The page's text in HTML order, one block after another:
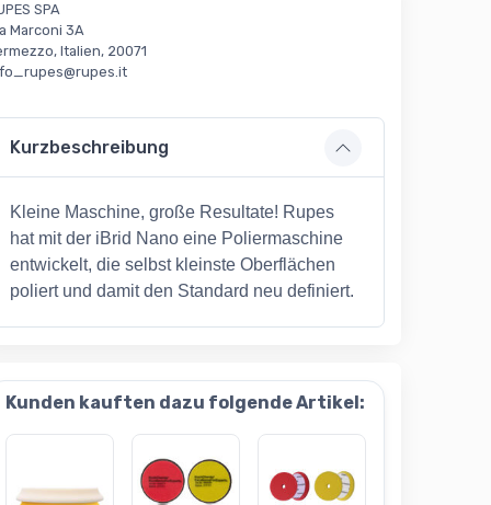
SPA
Marconi 3A
Italien, 20071
Kurzbeschreibung
Kleine Maschine, große Resultate! Rupes
hat mit der iBrid Nano eine Poliermaschine
entwickelt, die selbst kleinste Oberflächen
poliert und damit den Standard neu definiert.
Kunden kauften dazu folgende Artikel: